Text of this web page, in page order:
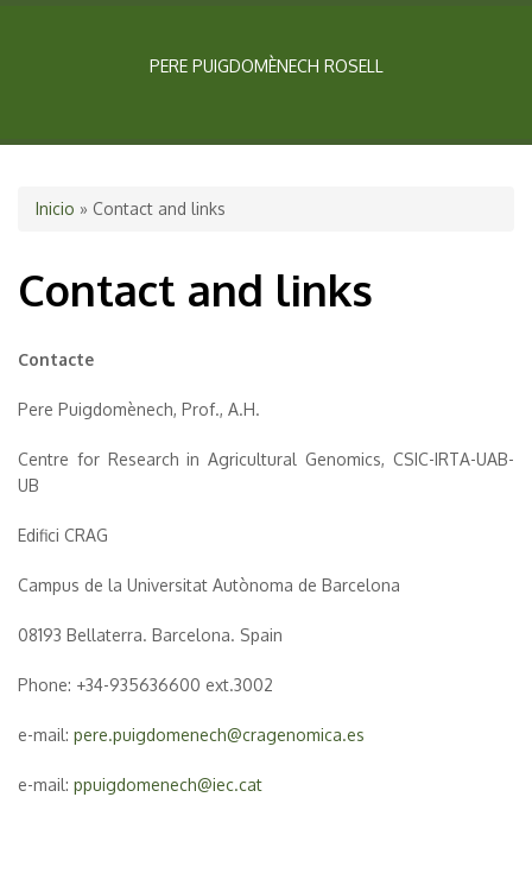
PERE PUIGDOMÈNECH ROSELL
Usted está aquí
Inicio » Contact and links
Contact and links
Contacte
Pere Puigdomènech, Prof., A.H.
Centre for Research in Agricultural Genomics, CSIC-IRTA-UAB-
UB
Edifici CRAG
Campus de la Universitat Autònoma de Barcelona
08193 Bellaterra. Barcelona. Spain
Phone: +34-935636600 ext.3002
e-mail: pere.puigdomenech@cragenomica.es
e-mail: ppuigdomenech@iec.cat